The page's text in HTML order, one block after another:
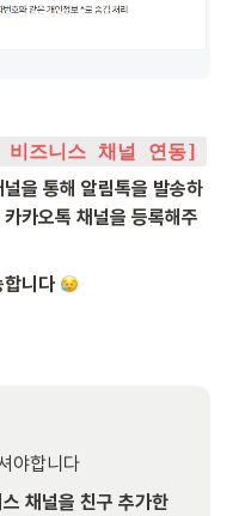
즈니스 채널 연동]
을 통해 알림톡을 발송하
카오톡 채널을 등록해주
합니다
야합니다
채널을 친구 추가한